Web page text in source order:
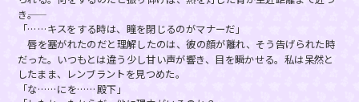
き――。
「……キスをする時は、瞳を閉じるのがマナーだ」
唇を塞がれたのだと理解したのは、彼の顔が離れ、そう告げられた時
だった。いつもとは違う少し甘い声が響き、目を瞬かせる。私は呆然と
したまま、レンブラントを見つめた。
「な……にを……殿下」